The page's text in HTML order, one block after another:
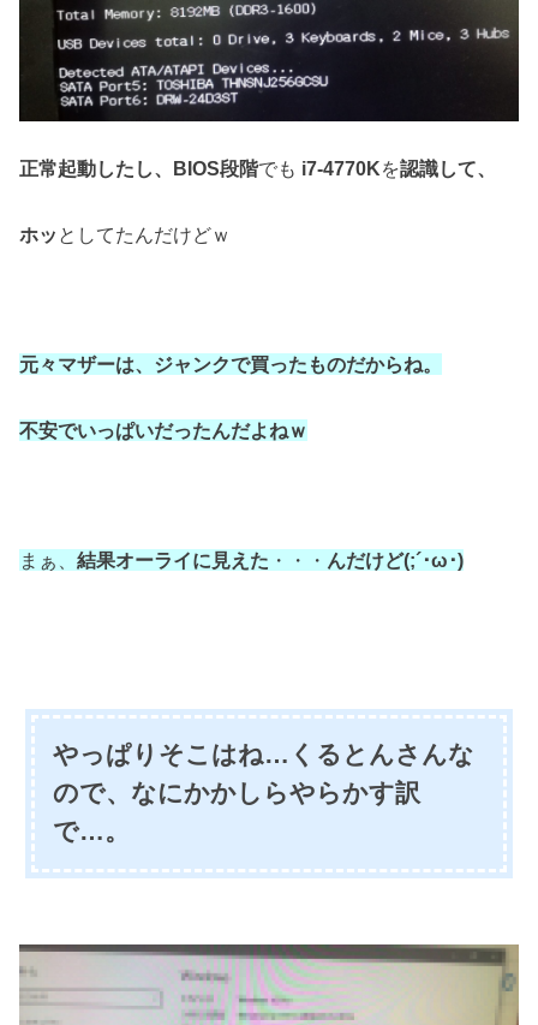
正常起動したし、BIOS段階でも i7-4770Kを認識して、
ホッ としてたんだけどｗ
元々マザーは、 ジャンクで買ったものだからね。
不安でいっぱいだったんだよねｗ
まぁ、結果オーライに見えた ・・・ んだけど(;´･ω･)
やっぱりそこはね…くるとんさんな
ので、なにかかしらやらかす訳
で…。